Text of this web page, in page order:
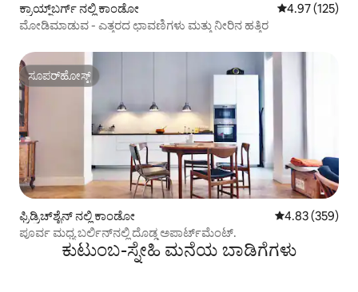
ಕ್ರಾಯ್ಜ್‌ಬರ್ಗ್ ನಲ್ಲಿ ಕಾಂಡೋ 5 ರಲ್ಲಿ 4.97
4.97 (125)
ಮೋಡಿಮಾಡುವ - ಎತ್ತರದ ಛಾವಣಿಗಳು ಮತ್ತು ನೀರಿನ ಹತ್ತಿರ
ಸೂಪರ್‌ಹೋಸ್ಟ್
ಸೂಪರ್‌ಹೋಸ್ಟ್
ಫ್ರಿಡ್ರಿಚ್‌ಶೈನ್ ನಲ್ಲಿ ಕಾಂಡೋ 5 ರಲ್ಲಿ 4.83
4.83 (359)
ಪೂರ್ವ ಮಧ್ಯ ಬರ್ಲಿನ್‌ನಲ್ಲಿ ದೊಡ್ಡ ಅಪಾರ್ಟ್‌ಮೆಂಟ್.
ಕುಟುಂಬ-ಸ್ನೇಹಿ ಮನೆಯ ಬಾಡಿಗೆಗಳು